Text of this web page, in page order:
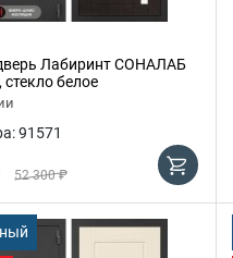
Лабиринт СОНАЛАБ
стекло белое
91571
52 300 ₽